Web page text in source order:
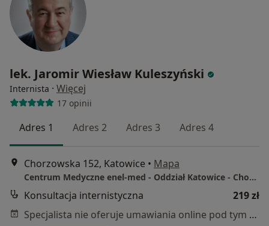
lek. Jaromir Wiesław Kuleszyński
Internista · Więcej
17 opinii
Adres 1 Adres 2 Adres 3 Adres 4
Chorzowska 152, Katowice • Mapa
Centrum Medyczne enel-med - Oddział Katowice - Chorzowska
Konsultacja internistyczna
219 zł
Specjalista nie oferuje umawiania online pod tym adresem.